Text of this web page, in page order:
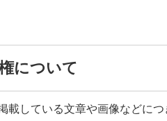
について
載している文章や画像などに